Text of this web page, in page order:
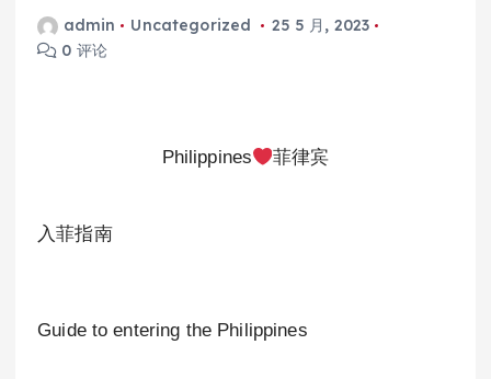
admin Uncategorized
25 5 月, 2023
0 评论
Philippines 菲律宾
入菲指南
Guide to entering the Philippines